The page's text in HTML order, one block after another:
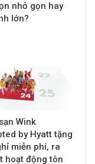
nhỏ gọn hay
lớn?
Wink
by Hyatt tặng
miễn phí, ra
hoạt động tôn